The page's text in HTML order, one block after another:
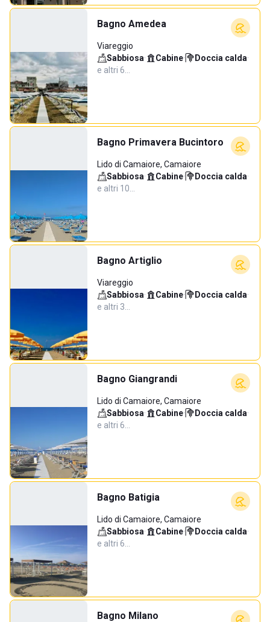
Bagno Amedea
Viareggio
Sabbiosa· Cabine· Doccia calda·
e altri 6…
Bagno Primavera Bucintoro
Lido di Camaiore, Camaiore
Sabbiosa· Cabine· Doccia calda·
e altri 10…
Bagno Artiglio
Viareggio
Sabbiosa· Cabine· Doccia calda·
e altri 3…
Bagno Giangrandi
Lido di Camaiore, Camaiore
Sabbiosa· Cabine· Doccia calda·
e altri 6…
Bagno Batigia
Lido di Camaiore, Camaiore
Sabbiosa· Cabine· Doccia calda·
e altri 6…
Bagno Milano